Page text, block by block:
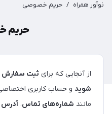
نوآور همراه / حریم خصوصی
حریم
از آنجایی که برای ثبت سفارش
شوید و حساب کاربری اختصاصی
مانند شماره‌های تماس، آدرس